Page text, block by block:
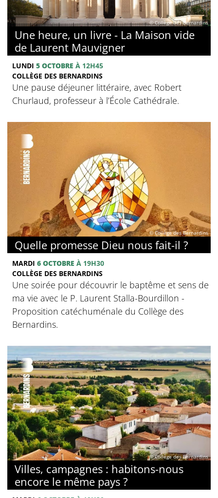
© Collège des Bernardins
Une heure, un livre - La Maison vide
de Laurent Mauvigner
LUNDI 5 OCTOBRE À 12H45
COLLÈGE DES BERNARDINS
Une pause déjeuner littéraire, avec Robert
Churlaud, professeur à l’École Cathédrale.
© Collège des Bernardins
Quelle promesse Dieu nous fait-il ?
MARDI 6 OCTOBRE À 19H30
COLLÈGE DES BERNARDINS
Une soirée pour découvrir le baptême et sens de
ma vie avec le P. Laurent Stalla-Bourdillon -
Proposition catéchuménale du Collège des
Bernardins.
© Collège des Bernardins
Villes, campagnes : habitons-nous
encore le même pays ?